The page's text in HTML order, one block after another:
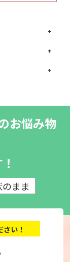
お悩み物
まま
さい！